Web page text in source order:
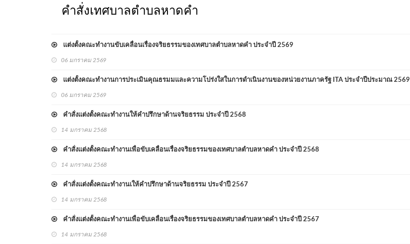
คำสั่งเทศบาลตำบลหาดคำ
แต่งตั้งคณะทำงานขับเคลื่อนเรื่องจริยธรรมของเทศบาลตำบลหาดคำ ประจำปี 2569
06 มกราคม 2569
แต่งตั้งคณะทำงานการประเมินคุณธรมมและความโปร่งใสในการดำเนินงานของหน่วยงานภาครัฐ ITA ประจำปีประมาณ 2569
06 มกราคม 2569
คำสั่งแต่งตั้งคณะทำงานให้คำปรึกษาด้านจริยธรรม ประจำปี 2568
14 มกราคม 2568
คำสั่งแต่งตั้งคณะทำงานเพื่อขับเคลื่อนเรื่องจริยธรรมของเทศบาลตำบลหาดคำ ประจำปี 2568
14 มกราคม 2568
คำสั่งแต่งตั้งคณะทำงานเให้คำปรึกษาด้านจริยธรรม ประจำปี 2567
14 มกราคม 2568
คำสั่งแต่งตั้งคณะทำงานเพื่อขับเคลื่อนเรื่องจริยธรรมของเทศบาลตำบลหาดคำ ประจำปี 2567
14 มกราคม 2568